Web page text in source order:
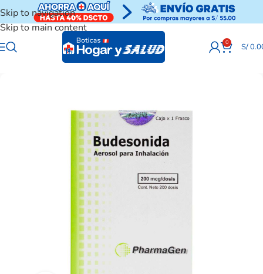
Skip to navigation
Skip to main content
0 S/